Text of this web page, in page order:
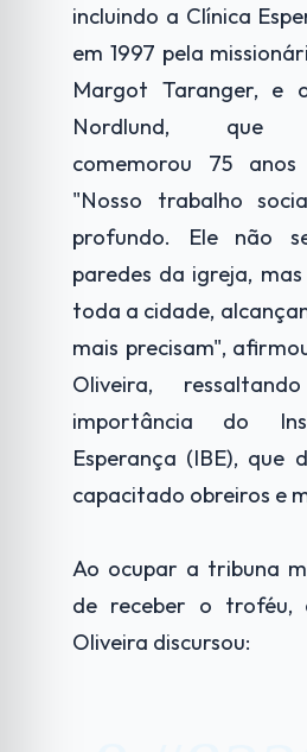
incluindo a Clínica
em 1997 pela
Margot Taranger, e
Nordlund, que
comemorou 75 anos
"Nosso trabalho
profundo. Ele não
paredes da igreja,
toda a cidade,
mais precisam",
Oliveira,
importância do
Esperança (IBE), que
capacitado obreiros e
Ao ocupar a tribuna
de receber o troféu,
Oliveira discursou: